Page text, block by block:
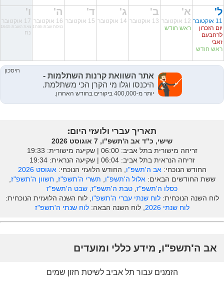
ל'
11 אוקטובר
יום הזכרון
לרחבעם
זאבי
ראש חודש
א'
12 אוקטובר
ראש חודש
ב'
13 אוקטובר
ג'
14 אוקטובר
ד'
15 אוקטובר
ה'
16 אוקטובר
כניסת שבת: 17:46
ו'
17 אוקטובר
צאת השבת: 18:43
נח
תאריך עברי ולועזי היום:
שישי, כ"ד אב ה'תשפ"ו, 7 אוגוסט 2026
זריחה מישורית בתל אביב: ‎06:00 | שקיעה מישורית: 19:33
זריחה הנראית בתל אביב: ‎06:04 | שקיעה הנראית: 19:34
החודש הנוכחי:אב ה'תשפ"ו, החודש הלועזי הנוכחי:אוגוסט 2026
ששת החודשים הבאים:אלול ה'תשפ"ו, תשרי ה'תשפ"ז, חשוון ה'תשפ"ז,
כסלו ה'תשפ"ז, טבת ה'תשפ"ז, שבט ה'תשפ"ז
לוח השנה הנוכחית:לוח שנתי עברי ה'תשפ"ו, לוח השנה הלועזית הנוכחית:
לוח שנתי 2026
, לוח השנה הבאה:לוח שנתי ה'תשפ"ז
אב ה'תשפ"ו, מידע כללי ומועדים
הזמנים עבור תל אביב לשיטת חזון שמים